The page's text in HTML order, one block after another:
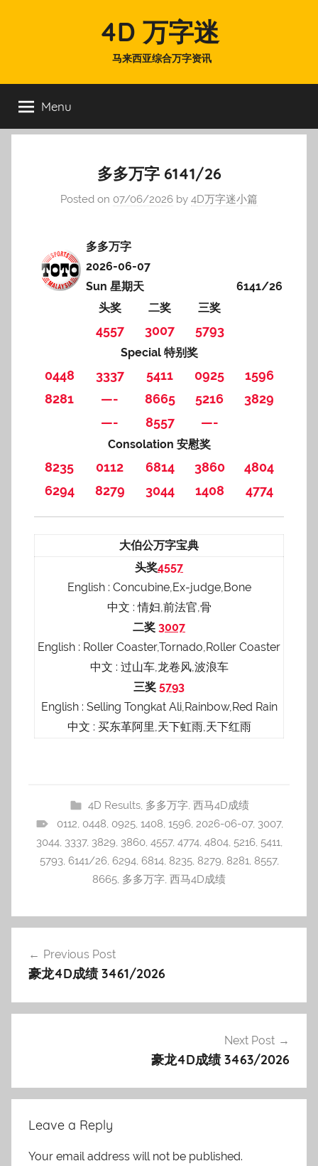
4D 万字迷
马来西亚综合万字资讯
Menu
多多万字 6141/26
Posted on 07/06/2026 by 4D万字迷小篇
多多万字
2026-06-07
Sun 星期天
6141/26
头奖
二奖 三奖
4557 3007 5793
Special 特别奖
0448 3337 5411 0925
1596
8281
—- 8665 5216
3829
—-
8557 —-
Consolation 安慰奖
8235 0112 6814 3860
4804
6294
8279 3044 1408 4774
大伯公万字宝典
头奖4557
English : Concubine,Ex-judge,Bone
中文 : 情妇,前法官,骨
二奖 3007
English : Roller Coaster,Tornado,Roller Coaster
中文 : 过山车,龙卷风,波浪车
三奖 5793
English : Selling Tongkat Ali,Rainbow,Red Rain
中文 : 买东革阿里,天下虹雨,天下红雨
4D Results, 多多万字,西马4D成绩
0112, 0448, 0925,1408,1596,2026-06-07, 3007,
3044, 3337, 3829, 3860, 4557, 4774, 4804, 5216, 5411,
5793, 6141/26, 6294, 6814, 8235, 8279, 8281, 8557,
8665, 多多万字, 西马4D成绩
navigation
Previous Post
豪龙4D成绩 3461/2026
Next Post
豪龙4D成绩 3463/2026
Leave a Reply
Your email address will not be published.